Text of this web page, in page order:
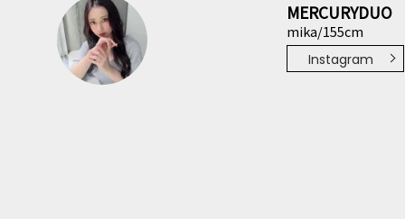
MERCURYDUO
mika/155cm
Instagram